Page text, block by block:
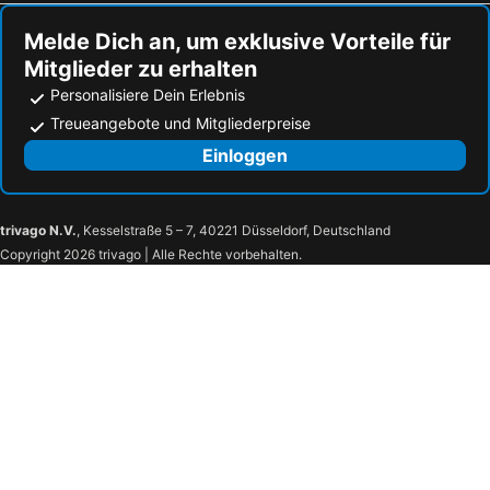
Melde Dich an, um exklusive Vorteile für
Mitglieder zu erhalten
Personalisiere Dein Erlebnis
Treueangebote und Mitgliederpreise
Einloggen
trivago N.V., Kesselstraße 5 – 7, 40221 Düsseldorf, Deutschland
Copyright 2026 trivago | Alle Rechte vorbehalten.